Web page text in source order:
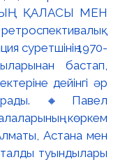
ҚАЛАСЫ МЕН
суретшінің 1970-
бастап,
дейінгі әр
🔸Павел
көркем
Астана мен
туындылары